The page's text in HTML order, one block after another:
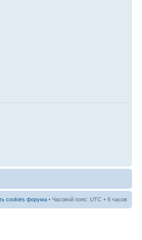
cookies форума • Часовой пояс: UTC + 6 часов